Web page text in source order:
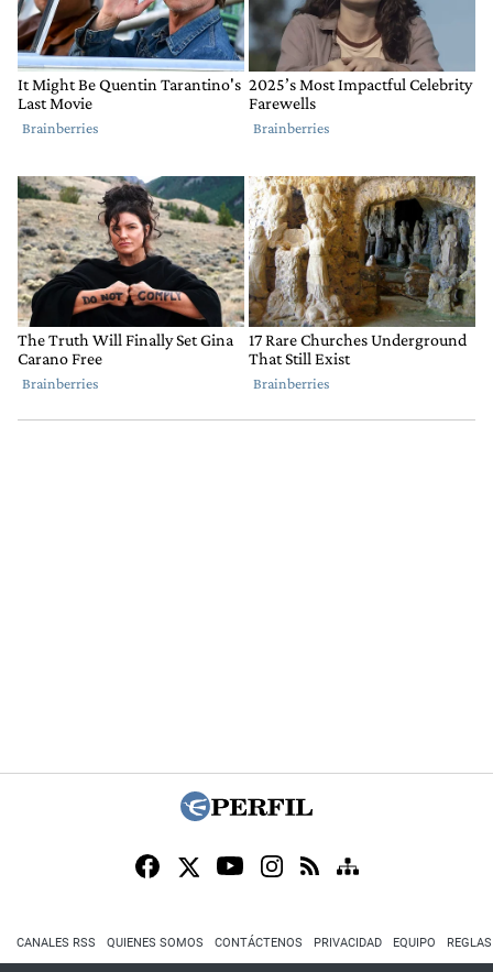
CANALES RSS QUIENES SOMOS CONTÁCTENOS PRIVACIDAD EQUIPO